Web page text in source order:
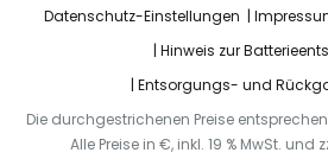
Datenschutz-Einstellungen
Hinweis zur
Entsorgungs- und
Die durchgestrichenen Preise
Alle Preise in €, inkl. 19 % MwSt. und